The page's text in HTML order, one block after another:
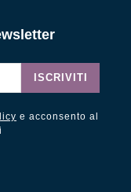
ISCRIVITI
e acconsento al